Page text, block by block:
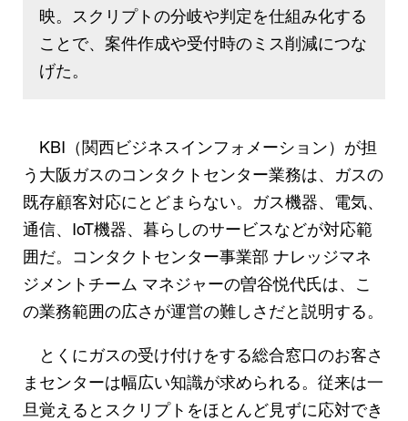
映。スクリプトの分岐や判定を仕組み化する
ことで、案件作成や受付時のミス削減につな
げた。
KBI（関西ビジネスインフォメーション）が担
う大阪ガスのコンタクトセンター業務は、ガスの
既存顧客対応にとどまらない。ガス機器、電気、
通信、IoT機器、暮らしのサービスなどが対応範
囲だ。コンタクトセンター事業部 ナレッジマネ
ジメントチーム マネジャーの曽谷悦代氏は、こ
の業務範囲の広さが運営の難しさだと説明する。
とくにガスの受け付けをする総合窓口のお客さ
まセンターは幅広い知識が求められる。従来は一
旦覚えるとスクリプトをほとんど見ずに応対でき